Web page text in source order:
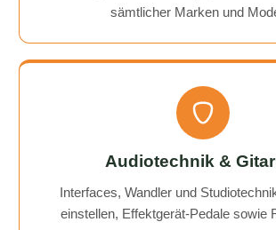
sämtlicher Marken und
Audiotechnik &
Interfaces, Wandler und
einstellen, Effektgerät-Pedale sowie